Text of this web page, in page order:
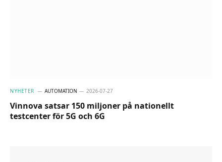
NYHETER AUTOMATION 2026-07-27
Vinnova satsar 150 miljoner på nationellt
testcenter för 5G och 6G